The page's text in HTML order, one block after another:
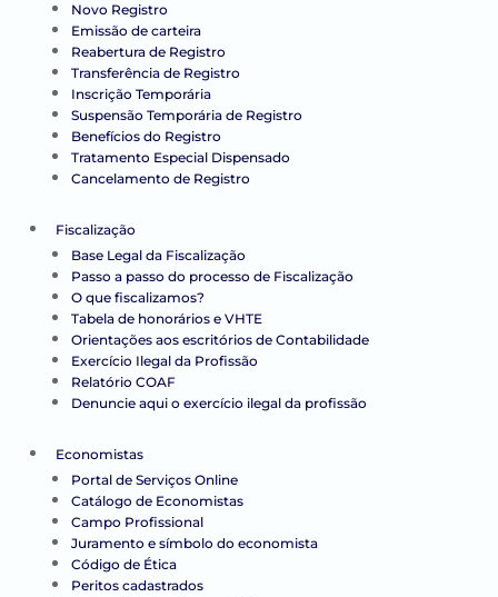
Novo Registro
Emissão de carteira
Reabertura de Registro
Transferência de Registro
Inscrição Temporária
Suspensão Temporária de Registro
Benefícios do Registro
Tratamento Especial Dispensado
Cancelamento de Registro
Fiscalização
Base Legal da Fiscalização
Passo a passo do processo de Fiscalização
O que fiscalizamos?
Tabela de honorários e VHTE
Orientações aos escritórios de Contabilidade
Exercício Ilegal da Profissão
Relatório COAF
Denuncie aqui o exercício ilegal da profissão
Economistas
Portal de Serviços Online
Catálogo de Economistas
Campo Profissional
Juramento e símbolo do economista
Código de Ética
Peritos cadastrados